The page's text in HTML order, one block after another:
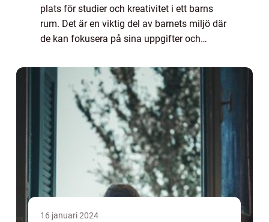
plats för studier och kreativitet i ett barns
rum. Det är en viktig del av barnets miljö där
de kan fokusera på sina uppgifter och
färdigheter. Denna artikel kommer att g...
16 januari 2024